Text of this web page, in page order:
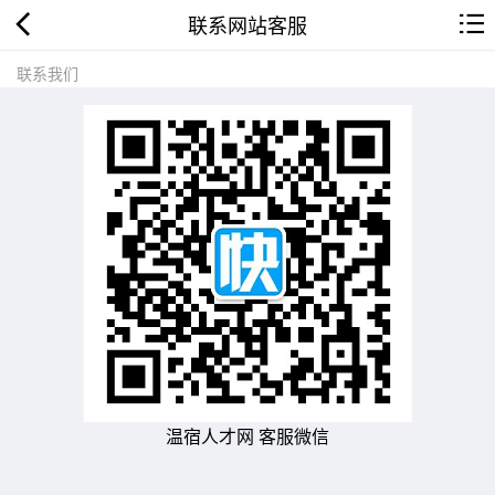
联系网站客服
联系我们
温宿人才网 客服微信